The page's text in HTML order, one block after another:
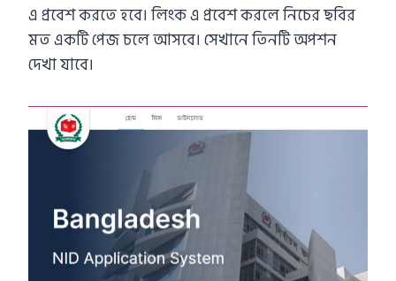
এ প্রবেশ করতে হবে। লিংক এ প্রবেশ করলে নিচের ছবির
মত একটি পেজ চলে আসবে। সেখানে তিনটি অপশন
দেখা যাবে।